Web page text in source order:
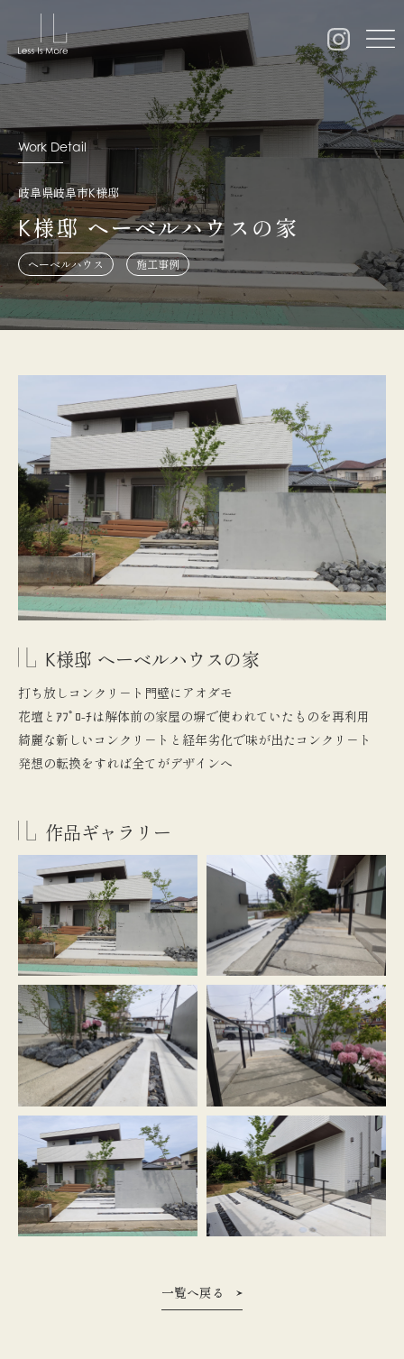
Work Detail
岐阜県岐阜市K様邸
K様邸 ヘーベルハウスの家
ヘーベルハウス 施工事例
K様邸 ヘーベルハウスの家
打ち放しコンクリ－ト門壁にアオダモ
花壇とｱﾌﾟﾛ-ﾁは解体前の家屋の塀で使われていたものを再利用
綺麗な新しいコンクリ－トと経年劣化で味が出たコンクリ－ト
発想の転換をすれば全てがデザインへ
作品ギャラリー
一覧へ戻る